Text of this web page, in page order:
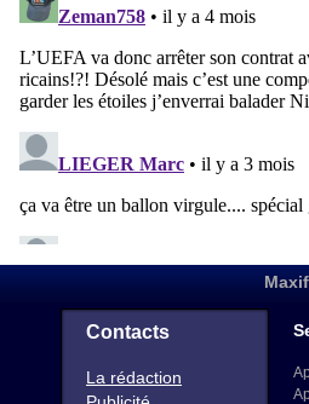
Contacts
La rédaction